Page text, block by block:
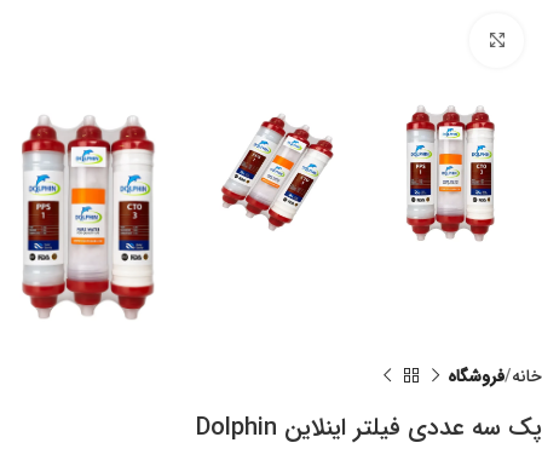
خانه فروشگاه
پک سه عددی فیلتر اینلاین Dolphin